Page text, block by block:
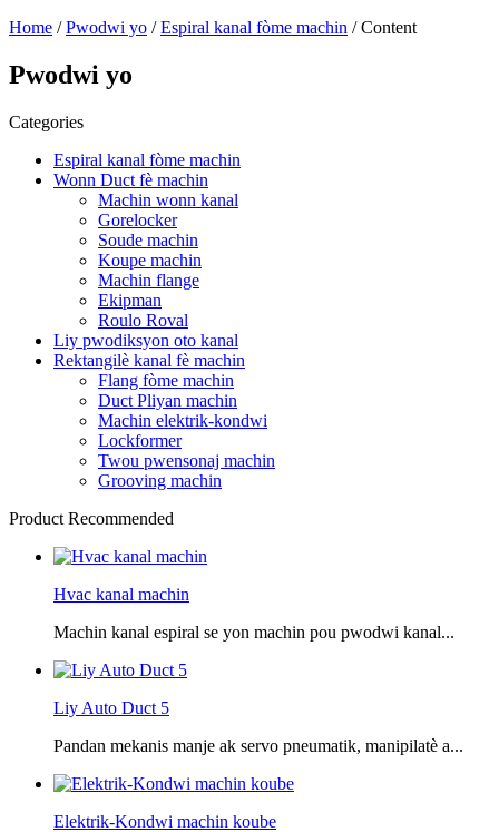
Home /Pwodwi yo /Espiral kanal fòme machin / Content
Pwodwi yo
Categories
Espiral kanal fòme machin
Wonn Duct fè machin
Machin wonn kanal
Gorelocker
Soude machin
Koupe machin
Machin flange
Ekipman
Roulo Roval
Liy pwodiksyon oto kanal
Rektangilè kanal fè machin
Flang fòme machin
Duct Pliyan machin
Machin elektrik-kondwi
Lockformer
Twou pwensonaj machin
Grooving machin
Product Recommended
Hvac kanal machin
Machin kanal espiral se yon machin pou pwodwi kanal...
Liy Auto Duct 5
Pandan mekanis manje ak servo pneumatik, manipilatè a...
Elektrik-Kondwi machin koube